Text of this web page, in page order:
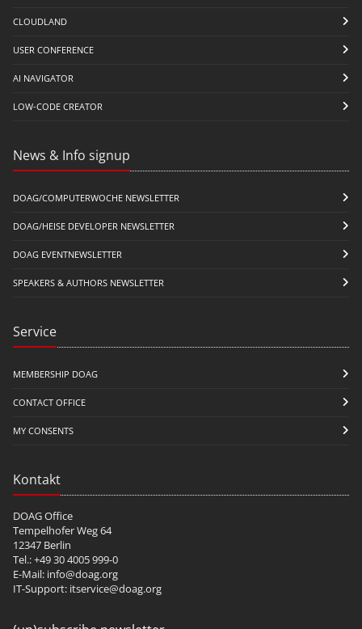
CLOUDLAND
USER CONFERENCE
AI NAVIGATOR
LOW-CODE CREATOR
News & Info signup
DOAG/COMPUTERWOCHE NEWSLETTER
DOAG/HEISE DEVELOPER NEWSLETTER
DOAG EVENTNEWSLETTER
SPEAKERS & AUTHORS NEWSLETTER
Service
MEMBERSHIP DOAG
CONTACT OFFICE
MY CONSENTS
Kontakt
DOAG Office
Tempelhofer Weg 64
12347 Berlin
Tel.: +49 30 4005 999-0
E-Mail: info@doag.org
IT-Support: itservice@doag.org